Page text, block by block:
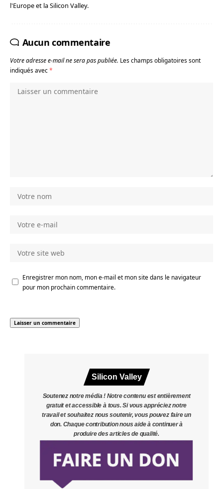
l'Europe et la Silicon Valley.
Aucun commentaire
Votre adresse e-mail ne sera pas publiée. Les champs obligatoires sont
indiqués avec*
Enregistrer mon nom, mon e-mail et mon site dans le navigateur
pour mon prochain commentaire.
Silicon Valley
Soutenez notre média ! Notre contenu est entièrement
gratuit et accessible à tous. Si vous appréciez notre
travail et souhaitez nous soutenir, vous pouvez faire un
don. Chaque contribution nous aide à continuer à
produire des articles de qualité.